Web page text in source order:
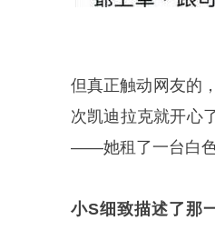
但真正触动网友的
次凯迪拉克就开心
——她租了一台白色
小S细致描述了那